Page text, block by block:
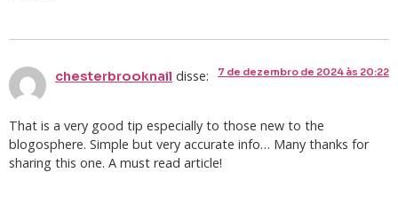
chesterbrooknail disse: 7 de dezembro de 2024 às 20:22
That is a very good tip especially to those new to the
blogosphere. Simple but very accurate info… Many thanks for
sharing this one. A must read article!